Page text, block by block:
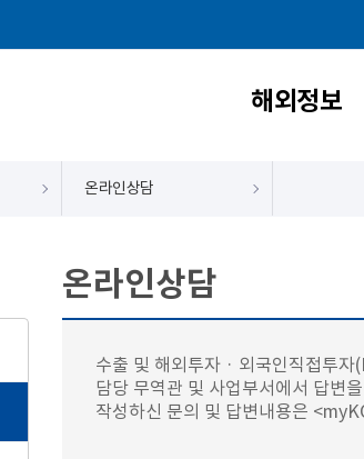
해외정보
온라인상담
온라인상담
수출 및 해외투자 · 외국인직접투
담당 무역관 및 사업부서에서 답변
작성하신 문의 및 답변내용은